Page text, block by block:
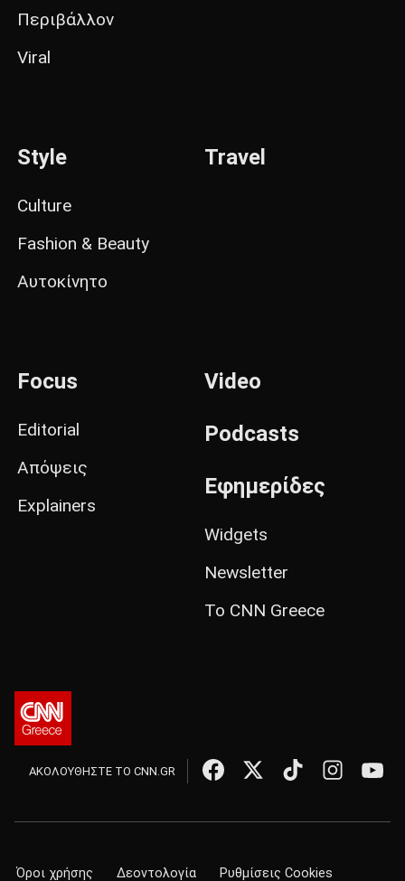
Περιβάλλον
Viral
Style
Culture
Fashion & Beauty
Αυτοκίνητο
Travel
Focus
Editorial
Απόψεις
Explainers
Video
Podcasts
Εφημερίδες
Widgets
Newsletter
Το CNN Greece
ΑΚΟΛΟΥΘΗΣΤΕ ΤΟ CNN.GR
Όροι χρήσης Δεοντολογία Ρυθμίσεις Cookies